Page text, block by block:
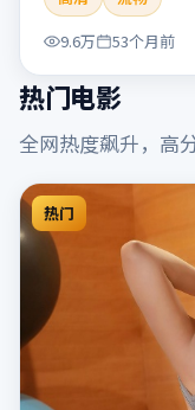
国」「2022」「
与主创信息。
9.6万
53个月前
热门电影
全网热度飙升，高
热门